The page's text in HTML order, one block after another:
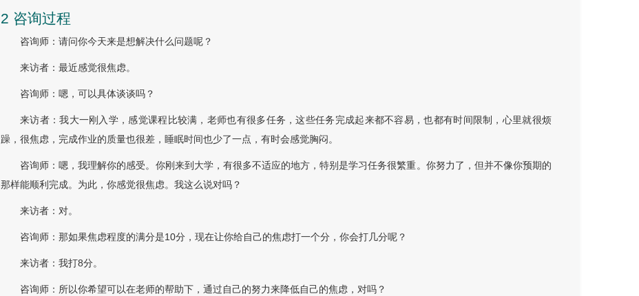
2 咨询过程
咨询师：请问你今天来是想解决什么问题呢？
来访者：最近感觉很焦虑。
咨询师：嗯，可以具体谈谈吗？
来访者：我大一刚入学，感觉课程比较满，老师也有很多任务，这些任务完成起来都不容易，也都有时间限制，心里就很烦
躁，很焦虑，完成作业的质量也很差，睡眠时间也少了一点，有时会感觉胸闷。
咨询师：嗯，我理解你的感受。你刚来到大学，有很多不适应的地方，特别是学习任务很繁重。你努力了，但并不像你预期的
那样能顺利完成。为此，你感觉很焦虑。我这么说对吗？
来访者：对。
咨询师：那如果焦虑程度的满分是10分，现在让你给自己的焦虑打一个分，你会打几分呢？
来访者：我打8分。
咨询师：所以你希望可以在老师的帮助下，通过自己的努力来降低自己的焦虑，对吗？